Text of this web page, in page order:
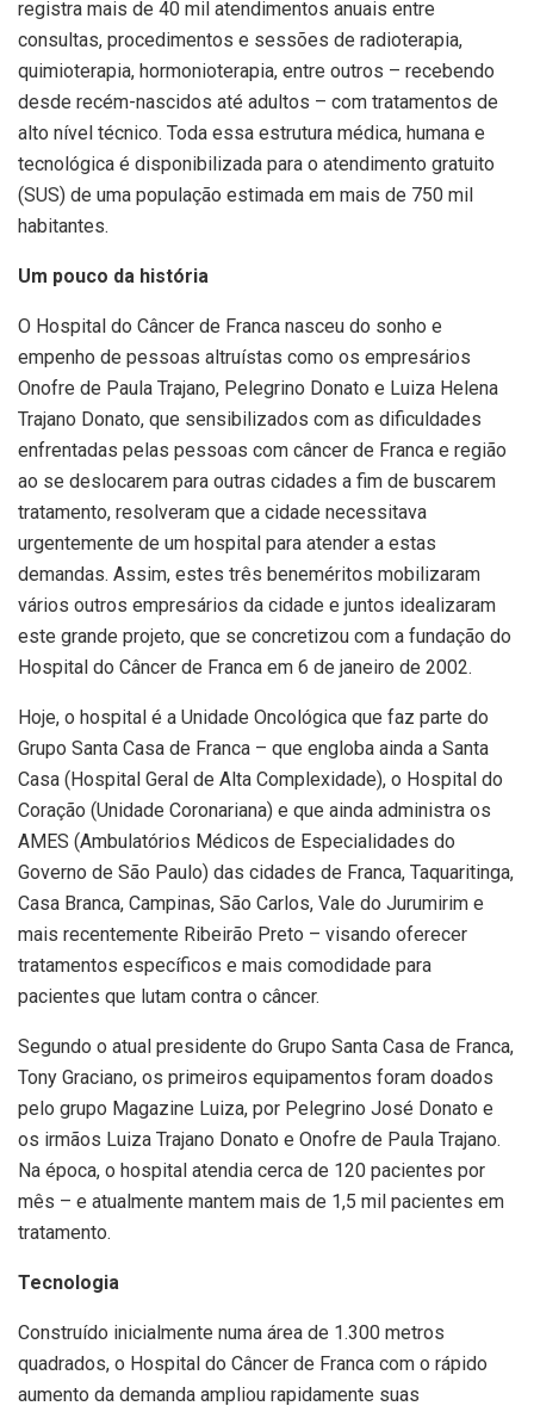
registra mais de 40 mil atendimentos anuais entre
consultas, procedimentos e sessões de radioterapia,
quimioterapia, hormonioterapia, entre outros – recebendo
desde recém-nascidos até adultos – com tratamentos de
alto nível técnico. Toda essa estrutura médica, humana e
tecnológica é disponibilizada para o atendimento gratuito
(SUS) de uma população estimada em mais de 750 mil
habitantes.
Um pouco da história
O Hospital do Câncer de Franca nasceu do sonho e
empenho de pessoas altruístas como os empresários
Onofre de Paula Trajano, Pelegrino Donato e Luiza Helena
Trajano Donato, que sensibilizados com as dificuldades
enfrentadas pelas pessoas com câncer de Franca e região
ao se deslocarem para outras cidades a fim de buscarem
tratamento, resolveram que a cidade necessitava
urgentemente de um hospital para atender a estas
demandas. Assim, estes três beneméritos mobilizaram
vários outros empresários da cidade e juntos idealizaram
este grande projeto, que se concretizou com a fundação do
Hospital do Câncer de Franca em 6 de janeiro de 2002.
Hoje, o hospital é a Unidade Oncológica que faz parte do
Grupo Santa Casa de Franca – que engloba ainda a Santa
Casa (Hospital Geral de Alta Complexidade), o Hospital do
Coração (Unidade Coronariana) e que ainda administra os
AMES (Ambulatórios Médicos de Especialidades do
Governo de São Paulo) das cidades de Franca, Taquaritinga,
Casa Branca, Campinas, São Carlos, Vale do Jurumirim e
mais recentemente Ribeirão Preto – visando oferecer
tratamentos específicos e mais comodidade para
pacientes que lutam contra o câncer.
Segundo o atual presidente do Grupo Santa Casa de Franca,
Tony Graciano, os primeiros equipamentos foram doados
pelo grupo Magazine Luiza, por Pelegrino José Donato e
os irmãos Luiza Trajano Donato e Onofre de Paula Trajano.
Na época, o hospital atendia cerca de 120 pacientes por
mês – e atualmente mantem mais de 1,5 mil pacientes em
tratamento.
Tecnologia
Construído inicialmente numa área de 1.300 metros
quadrados, o Hospital do Câncer de Franca com o rápido
aumento da demanda ampliou rapidamente suas